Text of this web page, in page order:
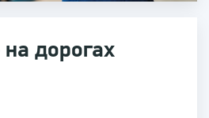
дорогах